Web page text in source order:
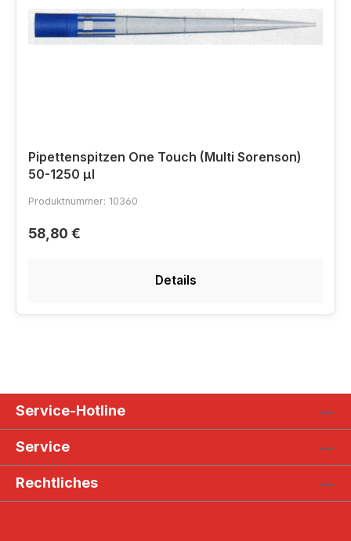
Pipettenspitzen One Touch (Multi Sorenson)
50-1250 µl
Produktnummer: 10360
58,80 €
Details
Service-Hotline
Service
Rechtliches